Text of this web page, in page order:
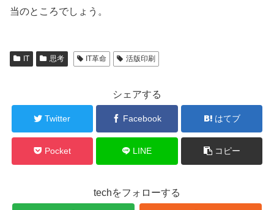
当のところでしょう。
IT 思考 IT革命 活版印刷
シェアする
Twitter Facebook はてブ
Pocket LINE コピー
techをフォローする